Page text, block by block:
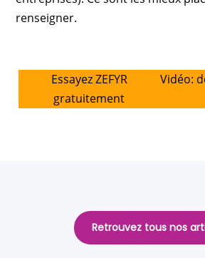
renseigner.
Essayez ZEFYR
gratuitement
Vidéo:
Retrouvez tous nos